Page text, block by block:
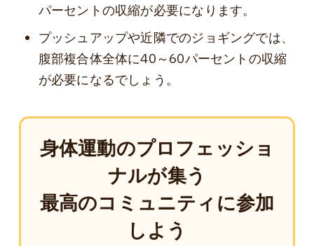
パーセントの収縮が必要になります。
プッシュアップや近隣でのジョギングでは、
腹部複合体全体に40～60パーセントの収縮
が必要になるでしょう。
身体運動のプロフェッショ
ナルが集う
最高のコミュニティに参加
しよう